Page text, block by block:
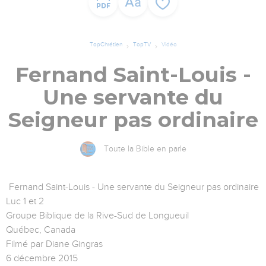
TopChrétien TopTV Vidéo
Fernand Saint-Louis -
Une servante du
Seigneur pas ordinaire
Toute la Bible en parle
Fernand Saint-Louis - Une servante du Seigneur pas ordinaire
Luc 1 et 2
Groupe Biblique de la Rive-Sud de Longueuil
Québec, Canada
Filmé par Diane Gingras
6 décembre 2015